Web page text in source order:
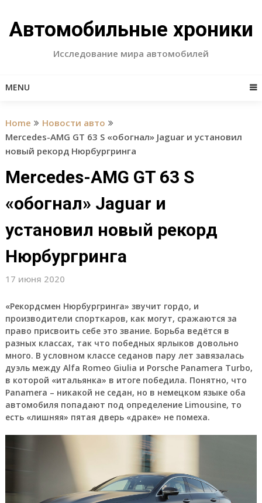
content
Автомобильные хроники
Исследование мира автомобилей
MENU
Home
Новости авто
Mercedes-AMG GT 63 S «обогнал» Jaguar и установил
новый рекорд Нюрбургринга
Mercedes-AMG GT 63 S
«обогнал» Jaguar и
установил новый рекорд
Нюрбургринга
17 июня 2020
«Рекордсмен Нюрбургринга» звучит гордо, и
производители спорткаров, как могут, сражаются за
право присвоить себе это звание. Борьба ведётся в
разных классах, так что победных ярлыков довольно
много. В условном классе седанов пару лет завязалась
дуэль между Alfa Romeo Giulia и Porsche Panamera Turbo,
в которой «итальянка» в итоге победила. Понятно, что
Panamera – никакой не седан, но в немецком языке оба
автомобиля попадают под определение Limousine, то
есть «лишняя» пятая дверь «драке» не помеха.